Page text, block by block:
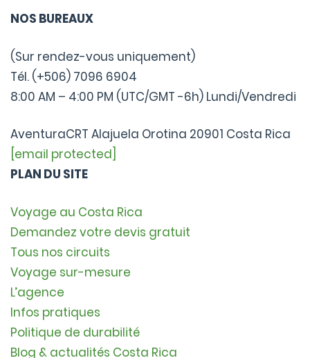
NOS BUREAUX
(Sur rendez-vous uniquement)
Tél. (+506) 7096 6904
8:00 AM – 4:00 PM (UTC/GMT -6h) Lundi/Vendredi
AventuraCRT Alajuela Orotina 20901 Costa Rica
[email protected]
PLAN DU SITE
Voyage au Costa Rica
Demandez votre devis gratuit
Tous nos circuits
Voyage sur-mesure
L’agence
Infos pratiques
Politique de durabilité
Blog & actualités Costa Rica